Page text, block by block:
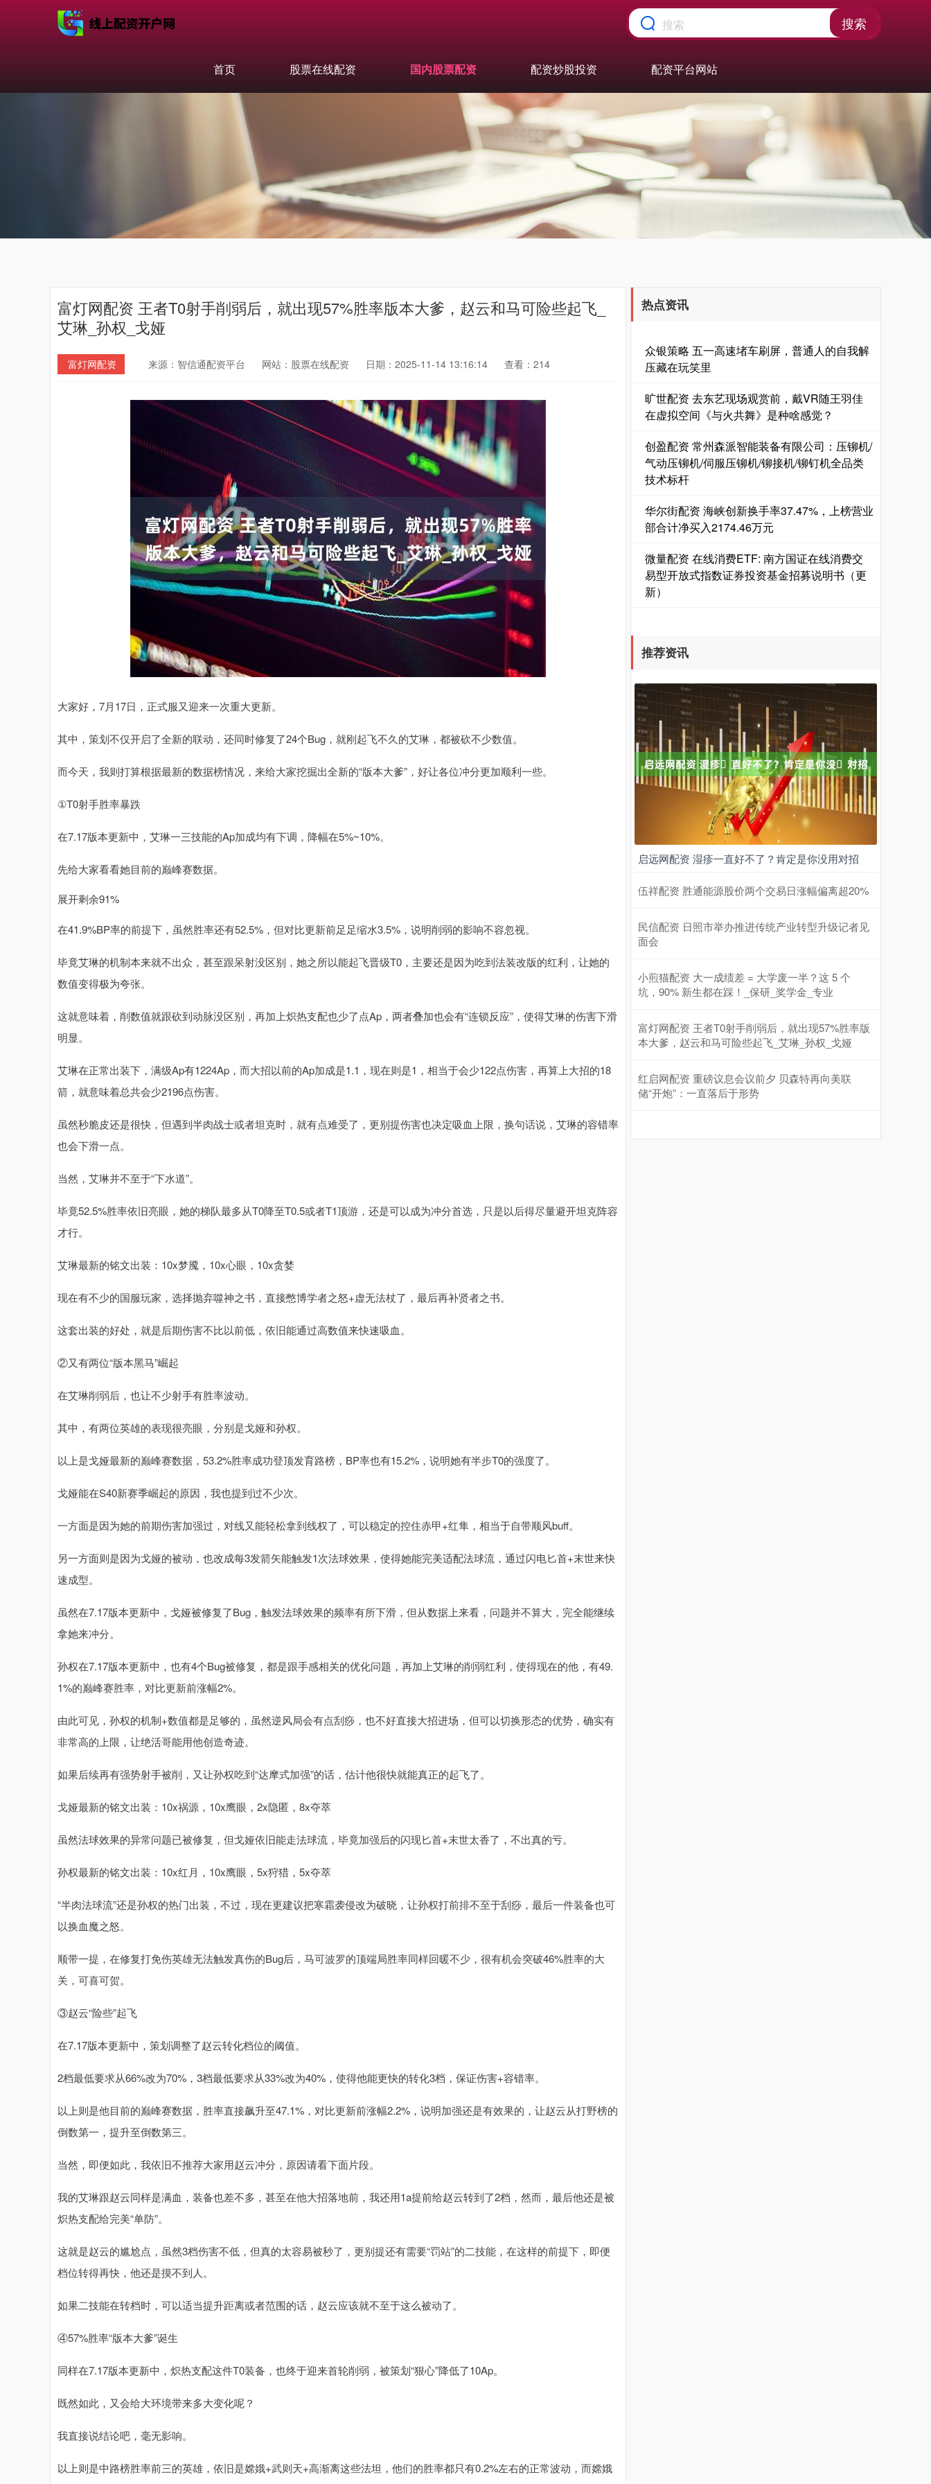
搜索
首页 股票在线配资 国内股票配资 配资炒股投资 配资平台网站
富灯网配资 王者T0射手削弱后，就出现57%胜率版本大爹，赵云和马可险些起飞_
艾琳_孙权_戈娅
富灯网配资 来源：智信通配资平台 网站：股票在线配资 日期：2025-11-14 13:16:14 查看：214
大家好，7月17日，正式服又迎来一次重大更新。
其中，策划不仅开启了全新的联动，还同时修复了24个Bug，就刚起飞不久的艾琳，都被砍不少数值。
而今天，我则打算根据最新的数据榜情况，来给大家挖掘出全新的“版本大爹”，好让各位冲分更加顺利一些。
①T0射手胜率暴跌
在7.17版本更新中，艾琳一三技能的Ap加成均有下调，降幅在5%~10%。
先给大家看看她目前的巅峰赛数据。
展开剩余91%
在41.9%BP率的前提下，虽然胜率还有52.5%，但对比更新前足足缩水3.5%，说明削弱的影响不容忽视。
毕竟艾琳的机制本来就不出众，甚至跟呆射没区别，她之所以能起飞晋级T0，主要还是因为吃到法装改版的红利，让她的
数值变得极为夸张。
这就意味着，削数值就跟砍到动脉没区别，再加上炽热支配也少了点Ap，两者叠加也会有“连锁反应”，使得艾琳的伤害下滑
明显。
艾琳在正常出装下，满级Ap有1224Ap，而大招以前的Ap加成是1.1，现在则是1，相当于会少122点伤害，再算上大招的18
箭，就意味着总共会少2196点伤害。
虽然秒脆皮还是很快，但遇到半肉战士或者坦克时，就有点难受了，更别提伤害也决定吸血上限，换句话说，艾琳的容错率
也会下滑一点。
当然，艾琳并不至于“下水道”。
毕竟52.5%胜率依旧亮眼，她的梯队最多从T0降至T0.5或者T1顶游，还是可以成为冲分首选，只是以后得尽量避开坦克阵容
才行。
艾琳最新的铭文出装：10x梦魇，10x心眼，10x贪婪
现在有不少的国服玩家，选择抛弃噬神之书，直接憋博学者之怒+虚无法杖了，最后再补贤者之书。
这套出装的好处，就是后期伤害不比以前低，依旧能通过高数值来快速吸血。
②又有两位“版本黑马”崛起
在艾琳削弱后，也让不少射手有胜率波动。
其中，有两位英雄的表现很亮眼，分别是戈娅和孙权。
以上是戈娅最新的巅峰赛数据，53.2%胜率成功登顶发育路榜，BP率也有15.2%，说明她有半步T0的强度了。
戈娅能在S40新赛季崛起的原因，我也提到过不少次。
一方面是因为她的前期伤害加强过，对线又能轻松拿到线权了，可以稳定的控住赤甲+红隼，相当于自带顺风buff。
另一方面则是因为戈娅的被动，也改成每3发箭矢能触发1次法球效果，使得她能完美适配法球流，通过闪电匕首+末世来快
速成型。
虽然在7.17版本更新中，戈娅被修复了Bug，触发法球效果的频率有所下滑，但从数据上来看，问题并不算大，完全能继续
拿她来冲分。
孙权在7.17版本更新中，也有4个Bug被修复，都是跟手感相关的优化问题，再加上艾琳的削弱红利，使得现在的他，有49.
1%的巅峰赛胜率，对比更新前涨幅2%。
由此可见，孙权的机制+数值都是足够的，虽然逆风局会有点刮痧，也不好直接大招进场，但可以切换形态的优势，确实有
非常高的上限，让绝活哥能用他创造奇迹。
如果后续再有强势射手被削，又让孙权吃到“达摩式加强”的话，估计他很快就能真正的起飞了。
戈娅最新的铭文出装：10x祸源，10x鹰眼，2x隐匿，8x夺萃
虽然法球效果的异常问题已被修复，但戈娅依旧能走法球流，毕竟加强后的闪现匕首+末世太香了，不出真的亏。
孙权最新的铭文出装：10x红月，10x鹰眼，5x狩猎，5x夺萃
“半肉法球流”还是孙权的热门出装，不过，现在更建议把寒霜袭侵改为破晓，让孙权打前排不至于刮痧，最后一件装备也可
以换血魔之怒。
顺带一提，在修复打免伤英雄无法触发真伤的Bug后，马可波罗的顶端局胜率同样回暖不少，很有机会突破46%胜率的大
关，可喜可贺。
③赵云“险些”起飞
在7.17版本更新中，策划调整了赵云转化档位的阈值。
2档最低要求从66%改为70%，3档最低要求从33%改为40%，使得他能更快的转化3档，保证伤害+容错率。
以上则是他目前的巅峰赛数据，胜率直接飙升至47.1%，对比更新前涨幅2.2%，说明加强还是有效果的，让赵云从打野榜的
倒数第一，提升至倒数第三。
当然，即便如此，我依旧不推荐大家用赵云冲分，原因请看下面片段。
我的艾琳跟赵云同样是满血，装备也差不多，甚至在他大招落地前，我还用1a提前给赵云转到了2档，然而，最后他还是被
炽热支配给完美“单防”。
这就是赵云的尴尬点，虽然3档伤害不低，但真的太容易被秒了，更别提还有需要“罚站”的二技能，在这样的前提下，即便
档位转得再快，他还是摸不到人。
如果二技能在转档时，可以适当提升距离或者范围的话，赵云应该就不至于这么被动了。
④57%胜率“版本大爹”诞生
同样在7.17版本更新中，炽热支配这件T0装备，也终于迎来首轮削弱，被策划“狠心”降低了10Ap。
既然如此，又会给大环境带来多大变化呢？
我直接说结论吧，毫无影响。
以上则是中路榜胜率前三的英雄，依旧是嫦娥+武则天+高渐离这些法坦，他们的胜率都只有0.2%左右的正常波动，而嫦娥
热点资讯
众银策略 五一高速堵车刷屏，普通人的自我解
压藏在玩笑里
旷世配资 去东艺现场观赏前，戴VR随王羽佳
在虚拟空间《与火共舞》是种啥感觉？
创盈配资 常州森派智能装备有限公司：压铆机/
气动压铆机/伺服压铆机/铆接机/铆钉机全品类
技术标杆
华尔街配资 海峡创新换手率37.47%，上榜营业
部合计净买入2174.46万元
微量配资 在线消费ETF: 南方国证在线消费交
易型开放式指数证券投资基金招募说明书（更
新）
推荐资讯
启远网配资 湿疹⼀直好不了？肯定是你没⽤对招
伍祥配资 胜通能源股价两个交易日涨幅偏离超20%
民信配资 日照市举办推进传统产业转型升级记者见
面会
小煎猫配资 大一成绩差 = 大学废一半？这 5 个
坑，90% 新生都在踩！_保研_奖学金_专业
富灯网配资 王者T0射手削弱后，就出现57%胜率版
本大爹，赵云和马可险些起飞_艾琳_孙权_戈娅
红启网配资 重磅议息会议前夕 贝森特再向美联
储“开炮”：一直落后于形势